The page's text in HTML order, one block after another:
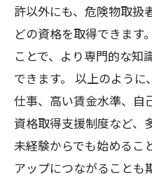
許以外にも、危険物取扱
どの資格を取得できます
ことで、より専門的な知
できます。 以上のよう
仕事、高い賃金水準、自
資格取得支援制度など、
未経験からでも始めるこ
アップにつながることも